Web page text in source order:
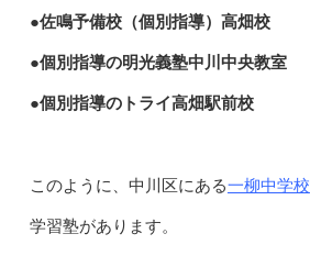
●佐鳴予備校（個別指導）高畑校
●個別指導の明光義塾中川中央教室
●個別指導のトライ高畑駅前校
このように、中川区にある一柳中学校
学習塾があります。